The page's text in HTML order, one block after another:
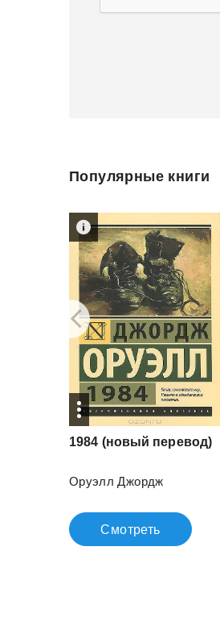
Популярные книги
1984 (новый перевод)
Оруэлл Джордж
Смотреть